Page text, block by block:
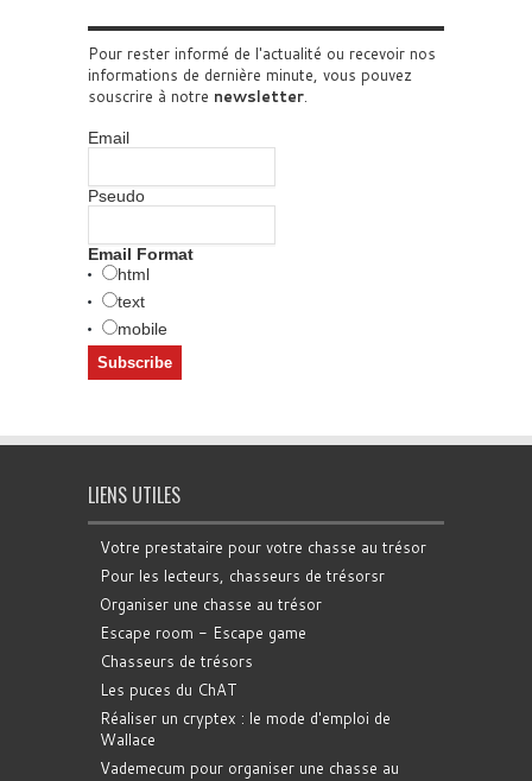
Pour rester informé de l'actualité ou recevoir nos
informations de dernière minute, vous pouvez
souscrire à notre newsletter.
Email
Pseudo
Email Format
html
text
mobile
LIENS UTILES
Votre prestataire pour votre chasse au trésor
Pour les lecteurs, chasseurs de trésorsr
Organiser une chasse au trésor
Escape room - Escape game
Chasseurs de trésors
Les puces du ChAT
Réaliser un cryptex : le mode d'emploi de
Wallace
Vademecum pour organiser une chasse au